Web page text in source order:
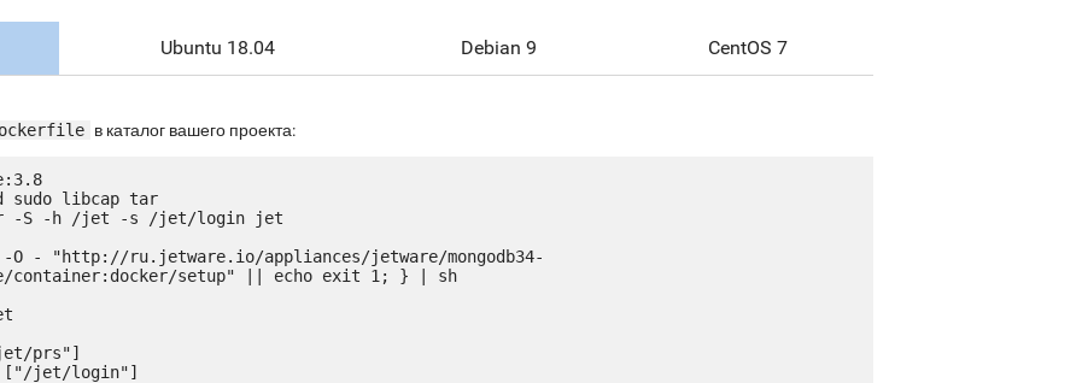
Ubuntu 18.04 Debian 9 CentOS 7
в каталог вашего проекта:
sudo libcap tar
-S -h /jet -s /jet/login jet
-O - "http://ru.jetware.io/appliances/jetware/mongodb34-
container:docker/setup" || echo exit 1; } | sh
jet/prs"]
["/jet/login"]